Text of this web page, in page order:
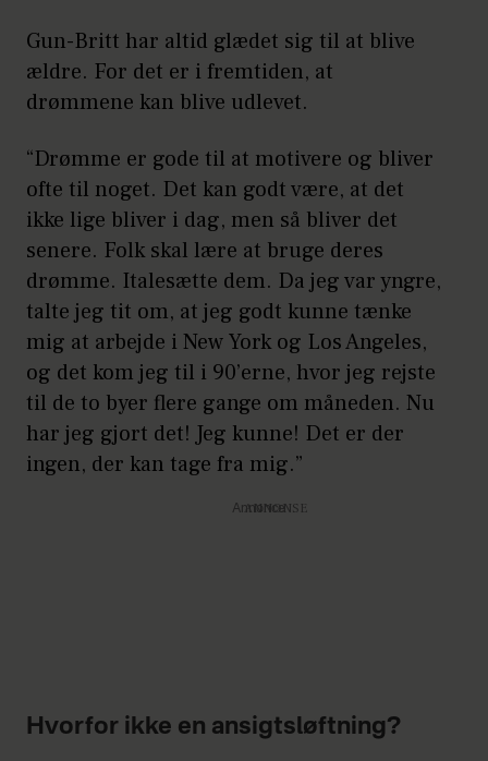
Gun-Britt har altid glædet sig til at blive
ældre. For det er i fremtiden, at
drømmene kan blive udlevet.
“Drømme er gode til at motivere og bliver
ofte til noget. Det kan godt være, at det
ikke lige bliver i dag, men så bliver det
senere. Folk skal lære at bruge deres
drømme. Italesætte dem. Da jeg var yngre,
talte jeg tit om, at jeg godt kunne tænke
mig at arbejde i New York og Los Angeles,
og det kom jeg til i 90’erne, hvor jeg rejste
til de to byer flere gange om måneden. Nu
har jeg gjort det! Jeg kunne! Det er der
ingen, der kan tage fra mig.”
Annonce
Hvorfor ikke en ansigtsløftning?